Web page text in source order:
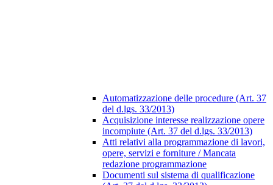
Automatizzazione delle procedure (Art. 37
del d.lgs. 33/2013)
Acquisizione interesse realizzazione opere
incompiute (Art. 37 del d.lgs. 33/2013)
Atti relativi alla programmazione di lavori,
opere, servizi e forniture / Mancata
redazione programmazione
Documenti sul sistema di qualificazione